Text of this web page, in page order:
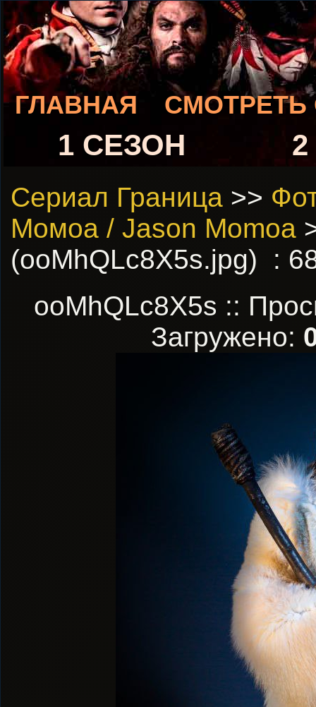
ГЛАВНАЯ
1 СЕЗОН
Сериал Граница >>
Момоа / Jason Momoa
(ooMhQLc8X5s.jpg) :
ooMhQLc8X5s ::
Загружено: